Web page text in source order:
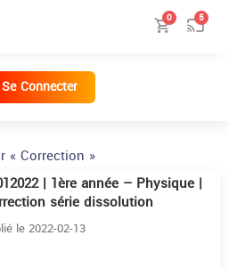
0 5
Se Connecter
« Correction »
| 1ère année – Physique |
série dissolution
et solubilité {2483}
le 2022-02-13